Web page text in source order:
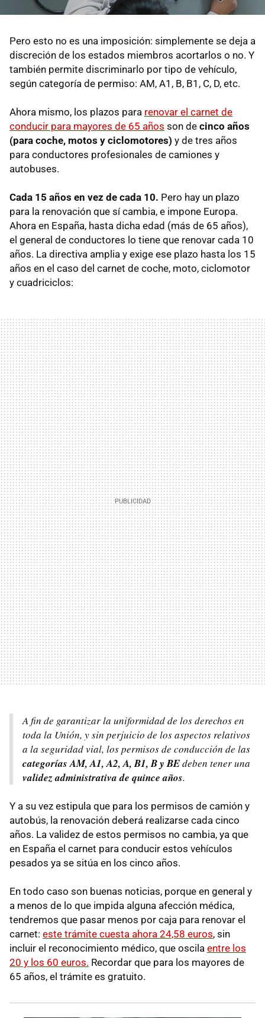
Pero esto no es una imposición: simplemente se deja a
discreción de los estados miembros acortarlos o no. Y
también permite discriminarlo por tipo de vehículo,
según categoría de permiso: AM, A1, B, B1, C, D, etc.
Ahora mismo, los plazos para renovar el carnet de
conducir para mayores de 65 años son de cinco años
(para coche, motos y ciclomotores) y de tres años
para conductores profesionales de camiones y
autobuses.
Cada 15 años en vez de cada 10. Pero hay un plazo
para la renovación que sí cambia, e impone Europa.
Ahora en España, hasta dicha edad (más de 65 años),
el general de conductores lo tiene que renovar cada 10
años. La directiva amplia y exige ese plazo hasta los 15
años en el caso del carnet de coche, moto, ciclomotor
y cuadriciclos:
A fin de garantizar la uniformidad de los derechos en
toda la Unión, y sin perjuicio de los aspectos relativos
a la seguridad vial, los permisos de conducción de las
categorías AM, A1, A2, A, B1, B y BEdeben tener una
validez administrativa de quince años.
Y a su vez estipula que para los permisos de camión y
autobús, la renovación deberá realizarse cada cinco
años. La validez de estos permisos no cambia, ya que
en España el carnet para conducir estos vehículos
pesados ya se sitúa en los cinco años.
En todo caso son buenas noticias, porque en general y
a menos de lo que impida alguna afección médica,
tendremos que pasar menos por caja para renovar el
carnet: este trámite cuesta ahora 24,58 euros, sin
incluir el reconocimiento médico, que oscila entre los
20 y los 60 euros. Recordar que para los mayores de
65 años, el trámite es gratuito.